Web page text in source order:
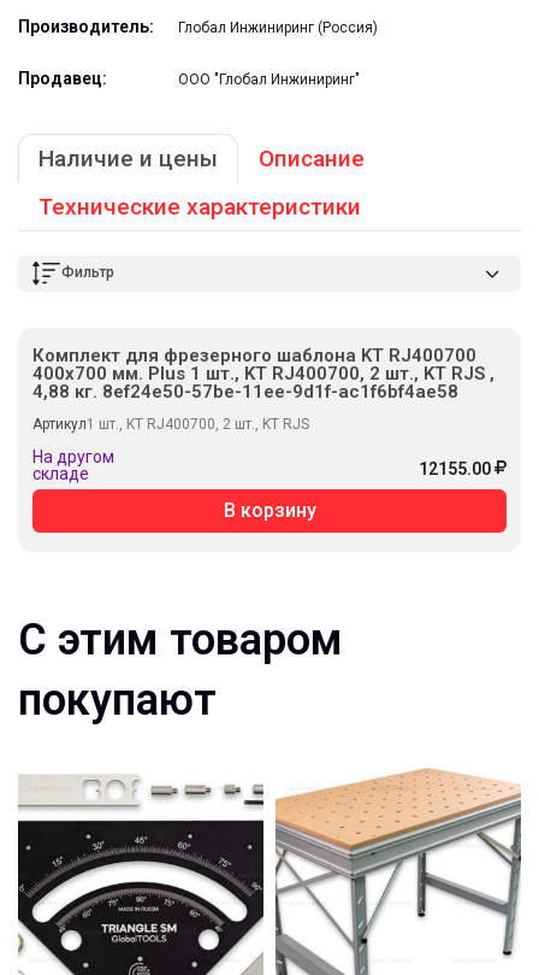
Производитель: Глобал Инжиниринг (Россия)
Продавец: ООО "Глобал Инжиниринг"
Наличие и цены
Описание
Технические характеристики
Фильтр
Комплект для фрезерного шаблона KT RJ400700
400х700 мм. Plus 1 шт., KT RJ400700, 2 шт., KT RJS ,
4,88 кг. 8ef24e50-57be-11ee-9d1f-ac1f6bf4ae58
Артикул1 шт., KT RJ400700, 2 шт., KT RJS
На другом
складе
12155.00
В корзину
С этим товаром
покупают